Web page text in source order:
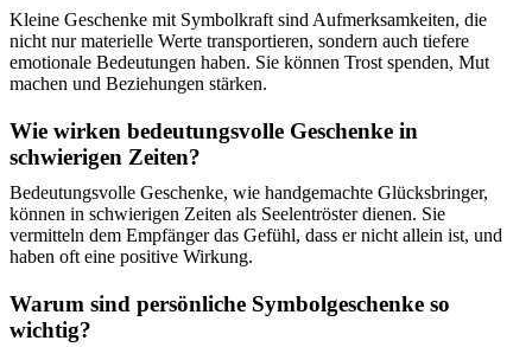
Kleine Geschenke mit Symbolkraft sind Aufmerksamkeiten, die
nicht nur materielle Werte transportieren, sondern auch tiefere
emotionale Bedeutungen haben. Sie können Trost spenden, Mut
machen und Beziehungen stärken.
Wie wirken bedeutungsvolle Geschenke in
schwierigen Zeiten?
Bedeutungsvolle Geschenke, wie handgemachte Glücksbringer,
können in schwierigen Zeiten als Seelentröster dienen. Sie
vermitteln dem Empfänger das Gefühl, dass er nicht allein ist, und
haben oft eine positive Wirkung.
Warum sind persönliche Symbolgeschenke so
wichtig?